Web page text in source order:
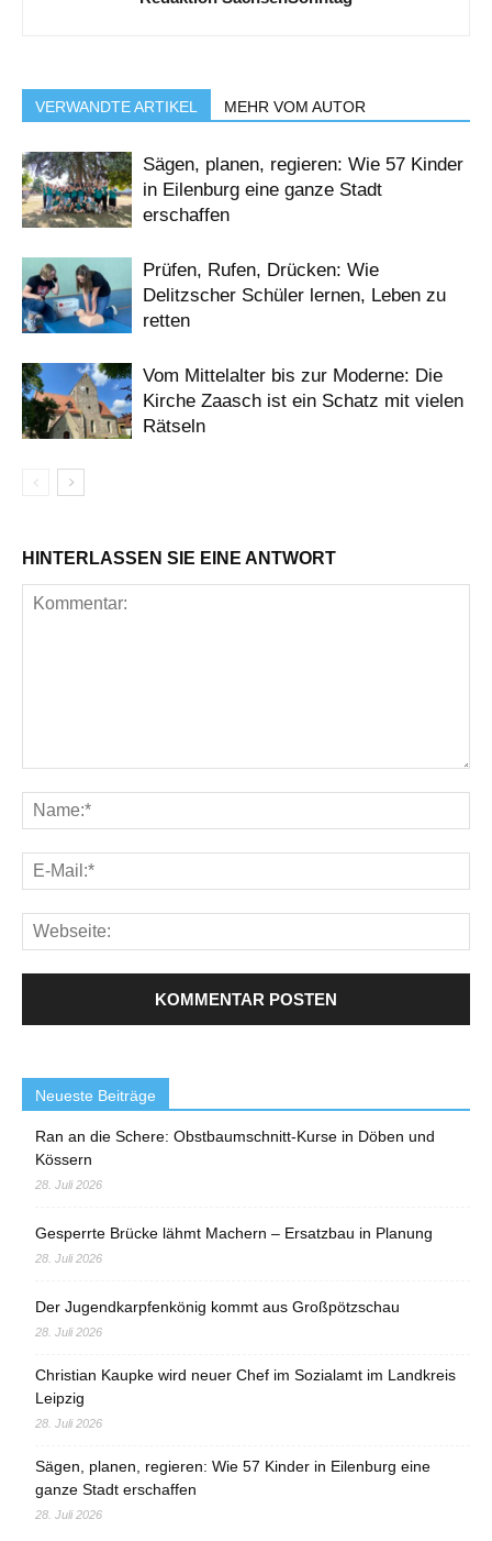
VERWANDTE ARTIKEL MEHR VOM AUTOR
Sägen, planen, regieren: Wie 57 Kinder
in Eilenburg eine ganze Stadt
erschaffen
Prüfen, Rufen, Drücken: Wie
Delitzscher Schüler lernen, Leben zu
retten
Vom Mittelalter bis zur Moderne: Die
Kirche Zaasch ist ein Schatz mit vielen
Rätseln
HINTERLASSEN SIE EINE ANTWORT
Neueste Beiträge
Ran an die Schere: Obstbaumschnitt-Kurse in Döben und
Kössern
28. Juli 2026
Gesperrte Brücke lähmt Machern – Ersatzbau in Planung
28. Juli 2026
Der Jugendkarpfenkönig kommt aus Großpötzschau
28. Juli 2026
Christian Kaupke wird neuer Chef im Sozialamt im Landkreis
Leipzig
28. Juli 2026
Sägen, planen, regieren: Wie 57 Kinder in Eilenburg eine
ganze Stadt erschaffen
28. Juli 2026